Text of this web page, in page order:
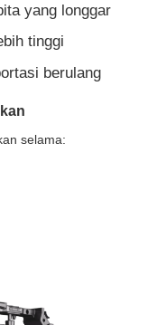
yang longgar
tinggi
berulang
selama: